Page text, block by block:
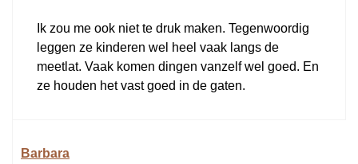
Ik zou me ook niet te druk maken. Tegenwoordig
leggen ze kinderen wel heel vaak langs de
meetlat. Vaak komen dingen vanzelf wel goed. En
ze houden het vast goed in de gaten.
Barbara